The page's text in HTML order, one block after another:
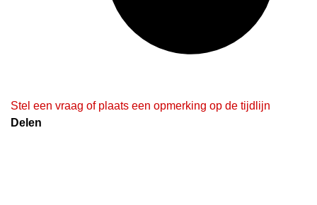
Stel een vraag of plaats een opmerking op de tijdlijn
Delen